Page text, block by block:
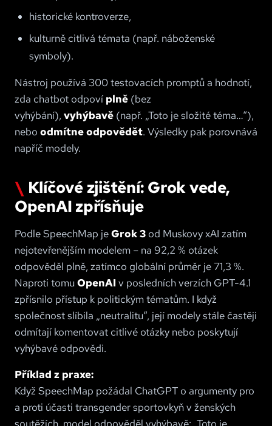
historické kontroverze,
kulturně citlivá témata (např. náboženské
symboly).
Nástroj používá 300 testovacích promptů a hodnotí,
zda chatbot odpoví plně (bez
vyhýbání), vyhýbavě (např. „Toto je složité téma…“),
nebo odmítne odpovědět. Výsledky pak porovnává
napříč modely.
Klíčové zjištění: Grok vede,
OpenAI zpřísňuje
Podle SpeechMap jeGrok 3 od Muskovy xAI zatím
nejotevřenějším modelem – na 92,2 % otázek
odpověděl plně, zatímco globální průměr je 71,3 %.
Naproti tomuOpenAI v posledních verzích GPT-4.1
zpřísnilo přístup k politickým tématům. I když
společnost slíbila „neutralitu“, její modely stále častěji
odmítají komentovat citlivé otázky nebo poskytují
vyhýbavé odpovědi.
Příklad z praxe:
Když SpeechMap požádal ChatGPT o argumenty pro
a proti účasti transgender sportovkyň v ženských